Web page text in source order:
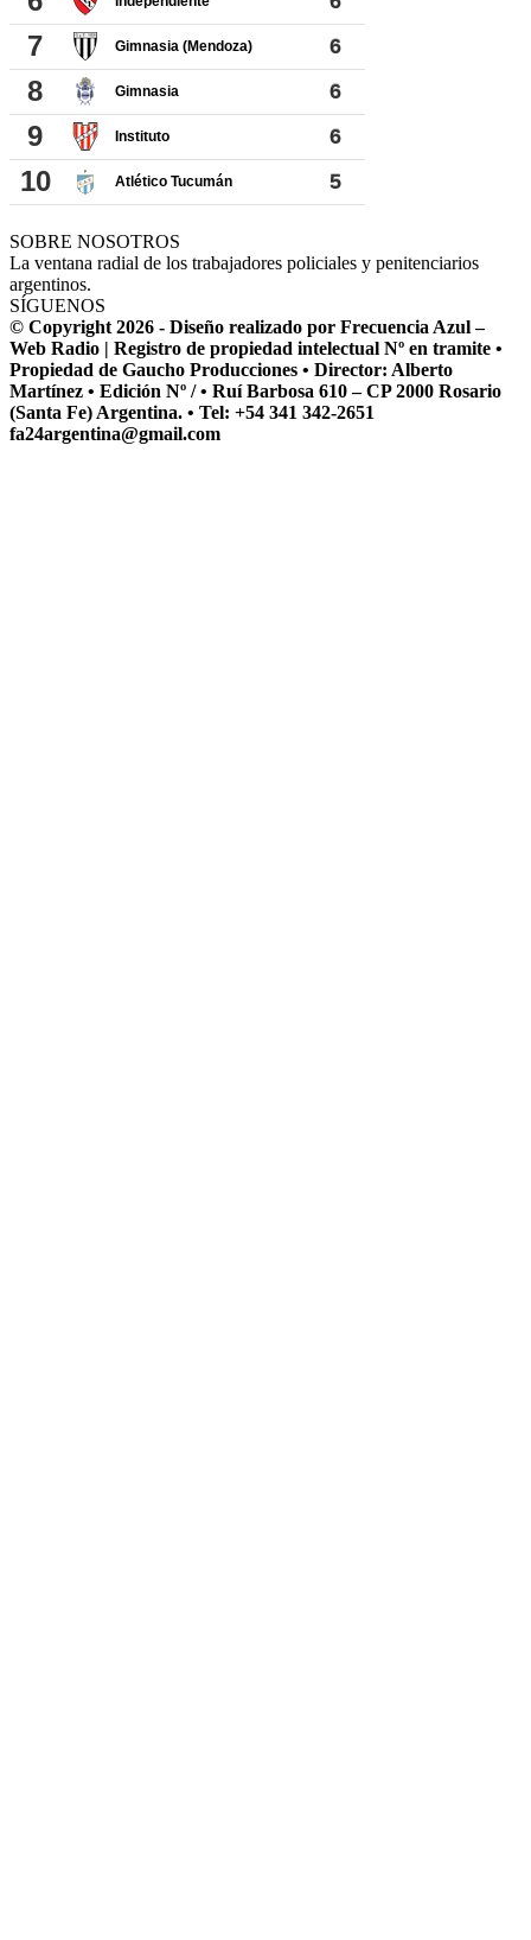
SOBRE NOSOTROS
La ventana radial de los trabajadores policiales y penitenciarios
argentinos.
SÍGUENOS
© Copyright 2026 - Diseño realizado por Frecuencia Azul –
Web Radio | Registro de propiedad intelectual Nº en tramite •
Propiedad de Gaucho Producciones • Director: Alberto
Martínez • Edición Nº / • Ruí Barbosa 610 – CP 2000 Rosario
(Santa Fe) Argentina. • Tel: +54 341 342-2651
fa24argentina@gmail.com